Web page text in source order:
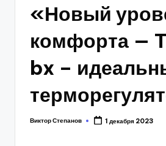
«Новый
комфорта —
bx –
Posted
Виктор Степанов 1 декабря 2023